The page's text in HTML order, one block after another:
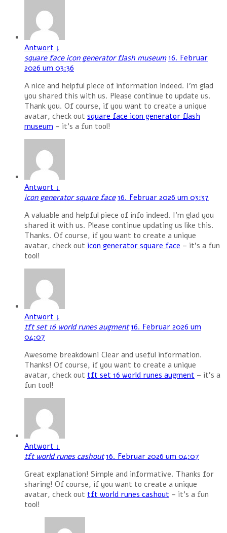
Antwort ↓
square face icon generator flash museum 16. Februar
2026 um 03:36
A nice and helpful piece of information indeed. I’m glad
you shared this with us. Please continue to update us.
Thank you. Of course, if you want to create a unique
avatar, check out square face icon generator flash
museum – it’s a fun tool!
Antwort ↓
icon generator square face 16. Februar 2026 um 03:37
A valuable and helpful piece of info indeed. I’m glad you
shared it with us. Please continue updating us like this.
Thanks. Of course, if you want to create a unique
avatar, check out icon generator square face – it’s a fun
tool!
Antwort ↓
tft set 16 world runes augment 16. Februar 2026 um
04:07
Awesome breakdown! Clear and useful information.
Thanks! Of course, if you want to create a unique
avatar, check out tft set 16 world runes augment – it’s a
fun tool!
Antwort ↓
tft world runes cashout 16. Februar 2026 um 04:07
Great explanation! Simple and informative. Thanks for
sharing! Of course, if you want to create a unique
avatar, check out tft world runes cashout – it’s a fun
tool!